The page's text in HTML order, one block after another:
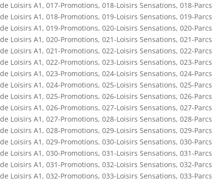
de Loisirs A1 , 017-Promotions, 018-Loisirs Sensations, 018-Parcs
de Loisirs A1 , 018-Promotions, 019-Loisirs Sensations, 019-Parcs
de Loisirs A1 , 019-Promotions, 020-Loisirs Sensations, 020-Parcs
de Loisirs A1 , 020-Promotions, 021-Loisirs Sensations, 021-Parcs
de Loisirs A1 , 021-Promotions, 022-Loisirs Sensations, 022-Parcs
de Loisirs A1 , 022-Promotions, 023-Loisirs Sensations, 023-Parcs
de Loisirs A1 , 023-Promotions, 024-Loisirs Sensations, 024-Parcs
de Loisirs A1 , 024-Promotions, 025-Loisirs Sensations, 025-Parcs
de Loisirs A1 , 025-Promotions, 026-Loisirs Sensations, 026-Parcs
de Loisirs A1 , 026-Promotions, 027-Loisirs Sensations, 027-Parcs
de Loisirs A1 , 027-Promotions, 028-Loisirs Sensations, 028-Parcs
de Loisirs A1 , 028-Promotions, 029-Loisirs Sensations, 029-Parcs
de Loisirs A1 , 029-Promotions, 030-Loisirs Sensations, 030-Parcs
de Loisirs A1 , 030-Promotions, 031-Loisirs Sensations, 031-Parcs
de Loisirs A1 , 031-Promotions, 032-Loisirs Sensations, 032-Parcs
de Loisirs A1 , 032-Promotions, 033-Loisirs Sensations, 033-Parcs